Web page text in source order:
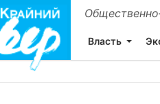
Власть